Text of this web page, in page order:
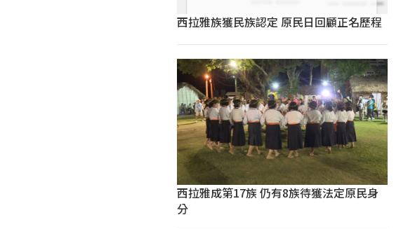
西拉雅族獲民族認定 原民日回顧正名歷程
西拉雅成第17族 仍有8族待獲法定原民身
分